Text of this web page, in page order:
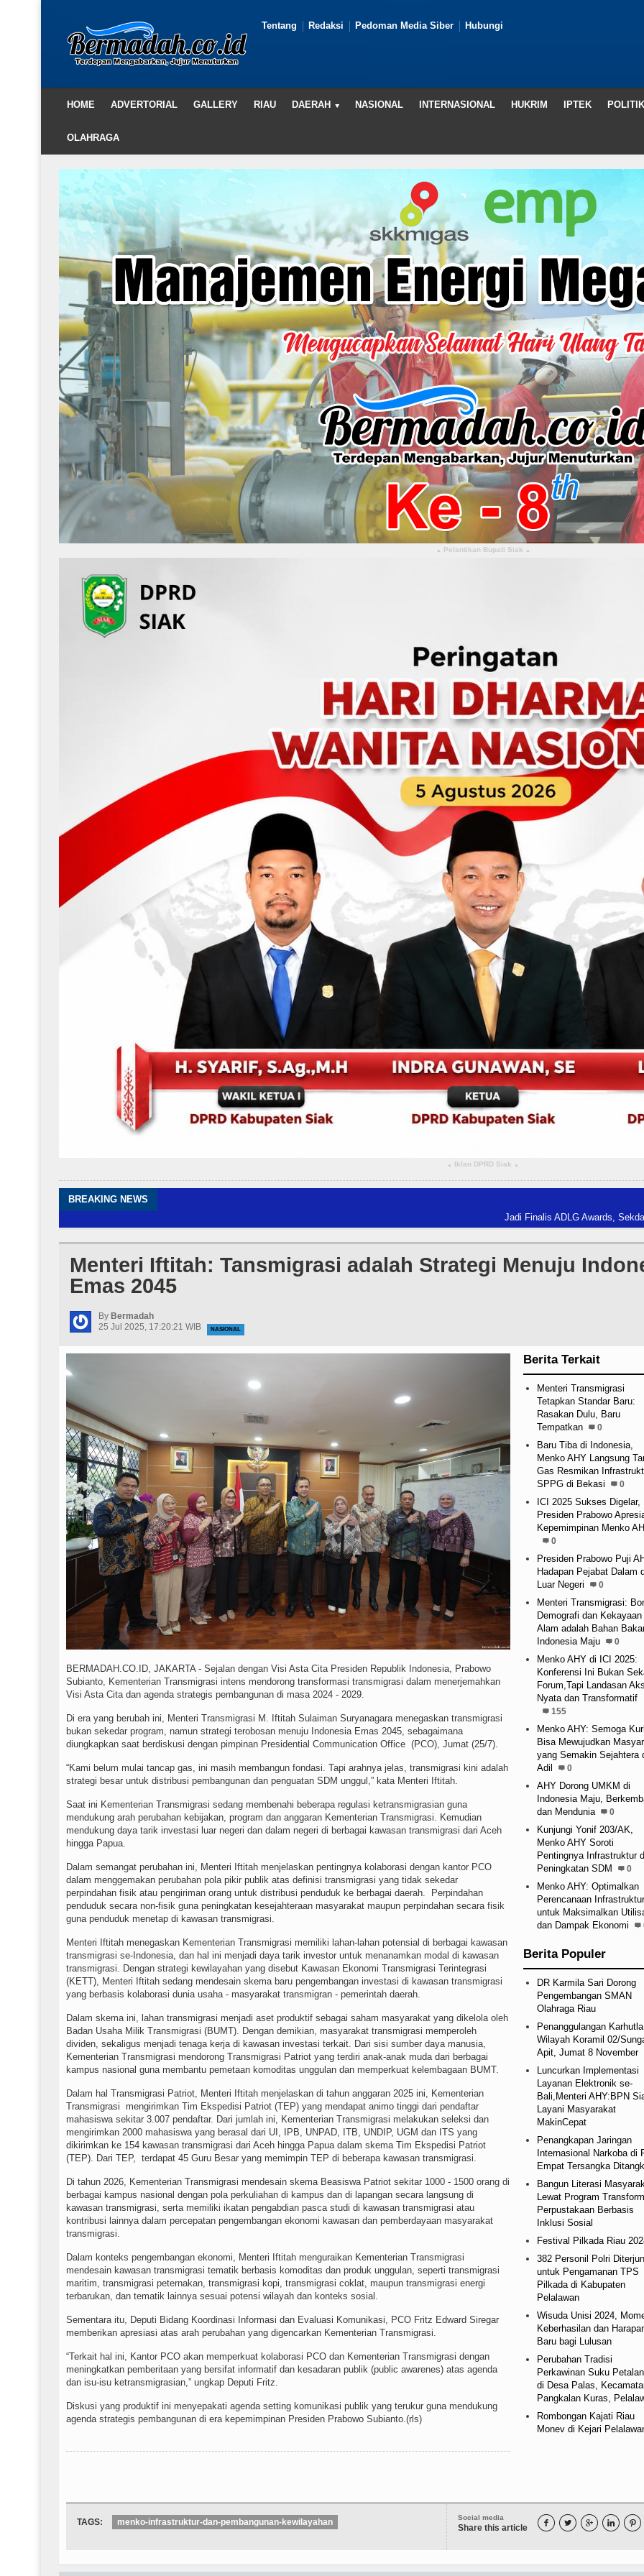
Tentang Redaksi Pedoman Media Siber Hubungi
HOME ADVERTORIAL GALLERY RIAU DAERAH NASIONAL INTERNASIONAL HUKRIM IPTEK POLITIK
OLAHRAGA
▴ Pelantikan Bupati Siak ▴
▴ Iklan DPRD Siak ▴
BREAKING NEWS
Jadi Finalis ADLG Awards, Sekdaprov Riau
Menteri Iftitah: Tansmigrasi adalah Strategi Menuju
Emas 2045
By Bermadah
25 Jul 2025, 17:20:21 WIB
NASIONAL
BERMADAH.CO.ID, JAKARTA - Sejalan dengan Visi Asta Cita Presiden Republik Indonesia, Prabowo
Subianto, Kementerian Transmigrasi intens mendorong transformasi transmigrasi dalam menerjemahkan
Visi Asta Cita dan agenda strategis pembangunan di masa 2024 - 2029.
Di era yang berubah ini, Menteri Transmigrasi M. Iftitah Sulaiman Suryanagara menegaskan transmigrasi
bukan sekedar program, namun strategi terobosan menuju Indonesia Emas 2045, sebagaimana
diungkapkan saat berdiskusi dengan pimpinan Presidential Communication Office (PCO), Jumat (25/7).
“Kami belum mulai tancap gas, ini masih membangun fondasi. Tapi arahnya jelas, transmigrasi kini adalah
strategi besar untuk distribusi pembangunan dan penguatan SDM unggul,” kata Menteri Iftitah.
Saat ini Kementerian Transmigrasi sedang membenahi beberapa regulasi ketransmigrasian guna
mendukung arah perubahan kebijakan, program dan anggaran Kementerian Transmigrasi. Kemudian
mendukung daya tarik investasi luar negeri dan dalam negeri di berbagai kawasan transmigrasi dari Aceh
hingga Papua.
Dalam semangat perubahan ini, Menteri Iftitah menjelaskan pentingnya kolaborasi dengan kantor PCO
dalam menggemakan perubahan pola pikir publik atas definisi transmigrasi yang tidak sekedar
perpindahan fisik atau pengiriman orang untuk distribusi penduduk ke berbagai daerah. Perpindahan
penduduk secara non-fisik guna peningkatan kesejahteraan masyarakat maupun perpindahan secara fisik
guna penduduk menetap di kawasan transmigrasi.
Menteri Iftitah menegaskan Kementerian Transmigrasi memiliki lahan-lahan potensial di berbagai kawasan
transmigrasi se-Indonesia, dan hal ini menjadi daya tarik investor untuk menanamkan modal di kawasan
transmigrasi. Dengan strategi kewilayahan yang disebut Kawasan Ekonomi Transmigrasi Terintegrasi
(KETT), Menteri Iftitah sedang mendesain skema baru pengembangan investasi di kawasan transmigrasi
yang berbasis kolaborasi dunia usaha - masyarakat transmigran - pemerintah daerah.
Dalam skema ini, lahan transmigrasi menjadi aset produktif sebagai saham masyarakat yang dikelola oleh
Badan Usaha Milik Transmigrasi (BUMT). Dengan demikian, masyarakat transmigrasi memperoleh
dividen, sekaligus menjadi tenaga kerja di kawasan investasi terkait. Dari sisi sumber daya manusia,
Kementerian Transmigrasi mendorong Transmigrasi Patriot yang terdiri anak-anak muda dari berbagai
kampus nasional guna membantu pemetaan komoditas unggulan dan memperkuat kelembagaan BUMT.
Dalam hal Transmigrasi Patriot, Menteri Iftitah menjelaskan di tahun anggaran 2025 ini, Kementerian
Transmigrasi mengirimkan Tim Ekspedisi Patriot (TEP) yang mendapat animo tinggi dari pendaftar
mahasiswa sekitar 3.007 pendaftar. Dari jumlah ini, Kementerian Transmigrasi melakukan seleksi dan
mengirimkan 2000 mahasiswa yang berasal dari UI, IPB, UNPAD, ITB, UNDIP, UGM dan ITS yang
dikirimkan ke 154 kawasan transmigrasi dari Aceh hingga Papua dalam skema Tim Ekspedisi Patriot
(TEP). Dari TEP, terdapat 45 Guru Besar yang memimpin TEP di beberapa kawasan transmigrasi.
Di tahun 2026, Kementerian Transmigrasi mendesain skema Beasiswa Patriot sekitar 1000 - 1500 orang di
berbagai kampus nasional dengan pola perkuliahan di kampus dan di lapangan secara langsung di
kawasan transmigrasi, serta memiliki ikatan pengabdian pasca studi di kawasan transmigrasi atau
kontribusi lainnya dalam percepatan pengembangan ekonomi kawasan dan pemberdayaan masyarakat
transmigrasi.
Dalam konteks pengembangan ekonomi, Menteri Iftitah menguraikan Kementerian Transmigrasi
mendesain kawasan transmigrasi tematik berbasis komoditas dan produk unggulan, seperti transmigrasi
maritim, transmigrasi peternakan, transmigrasi kopi, transmigrasi coklat, maupun transmigrasi energi
terbarukan, dan tematik lainnya sesuai potensi wilayah dan konteks sosial.
Sementara itu, Deputi Bidang Koordinasi Informasi dan Evaluasi Komunikasi, PCO Fritz Edward Siregar
memberikan apresiasi atas arah perubahan yang digencarkan Kementerian Transmigrasi.
“Terkait hal ini, Kantor PCO akan memperkuat kolaborasi PCO dan Kementerian Transmigrasi dengan
meningkatkan pemberitaan yang bersifat informatif dan kesadaran publik (public awarenes) atas agenda
dan isu-isu ketransmigrasian,” ungkap Deputi Fritz.
Diskusi yang produktif ini menyepakati agenda setting komunikasi publik yang terukur guna mendukung
agenda strategis pembangunan di era kepemimpinan Presiden Prabowo Subianto.(rls)
Berita Terkait
Menteri Transmigrasi
Tetapkan Standar Baru:
Rasakan Dulu, Baru
Tempatkan
0
Baru Tiba di Indonesia,
Menko AHY Langsung
Gas Resmikan
SPPG di Bekasi
0
ICI 2025 Sukses Digelar,
Presiden Prabowo
Kepemimpinan Menko
0
Presiden Prabowo Puji
Hadapan Pejabat Dalam
Luar Negeri
0
Menteri Transmigrasi:
Demografi dan Kekayaan
Alam adalah Bahan
Indonesia Maju
0
Menko AHY di ICI 2025:
Konferensi Ini Bukan
Forum,Tapi Landasan
Nyata dan Transformatif
155
Menko AHY: Semoga
Bisa Mewujudkan
yang Semakin Sejahtera
Adil
0
AHY Dorong UMKM di
Indonesia Maju,
dan Mendunia
0
Kunjungi Yonif 203/AK,
Menko AHY Soroti
Pentingnya Infrastruktur
Peningkatan SDM
0
Menko AHY: Optimalkan
Perencanaan Infrastruktur
untuk Maksimalkan
dan Dampak Ekonomi
Berita Populer
DR Karmila Sari Dorong
Pengembangan SMAN
Olahraga Riau
Penanggulangan
Wilayah Koramil 02/
Apit, Jumat 8 November
Luncurkan Implementasi
Layanan Elektronik se-
Bali,Menteri AHY:BPN
Layani Masyarakat
MakinCepat
Penangkapan Jaringan
Internasional Narkoba di
Empat Tersangka
Bangun Literasi
Lewat Program
Perpustakaan Berbasis
Inklusi Sosial
Festival Pilkada Riau
382 Personil Polri
untuk Pengamanan TPS
Pilkada di Kabupaten
Pelalawan
Wisuda Unisi 2024,
Keberhasilan dan
Baru bagi Lulusan
Perubahan Tradisi
Perkawinan Suku
di Desa Palas,
Pangkalan Kuras,
Rombongan Kajati Riau
Monev di Kejari
Social media
Share this article     
TAGS: menko-infrastruktur-dan-pembangunan-kewilayahan